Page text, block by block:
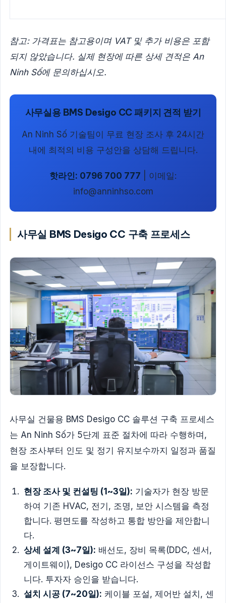
참고: 가격표는 참고용이며 VAT 및 추가 비용은 포함
되지 않았습니다. 실제 현장에 따른 상세 견적은 An
Ninh Số에 문의하십시오.
사무실용 BMS Desigo CC 패키지 견적 받기
An Ninh Số 기술팀이 무료 현장 조사 후 24시간
내에 최적의 비용 구성안을 상담해 드립니다.
핫라인: 0796 700 777 | 이메일:
info@anninhso.com
사무실 BMS Desigo CC 구축 프로세스
사무실 건물용 BMS Desigo CC 솔루션 구축 프로세스
는 An Ninh Số가 5단계 표준 절차에 따라 수행하며,
현장 조사부터 인도 및 정기 유지보수까지 일정과 품질
을 보장합니다.
현장 조사 및 컨설팅 (1~3일): 기술자가 현장 방문
하여 기존 HVAC, 전기, 조명, 보안 시스템을 측정
합니다. 평면도를 작성하고 통합 방안을 제안합니
다.
상세 설계 (3~7일): 배선도, 장비 목록(DDC, 센서,
게이트웨이), Desigo CC 라이선스 구성을 작성합
니다. 투자자 승인을 받습니다.
설치 시공 (7~20일): 케이블 포설, 제어반 설치, 센